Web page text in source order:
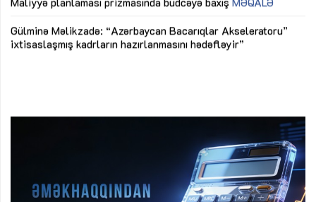
Gülminə Məlikzadə: “Azərbaycan Bacarıqlar Akseleratoru”
ixtisaslaşmış kadrların hazırlanmasını hədəfləyir”